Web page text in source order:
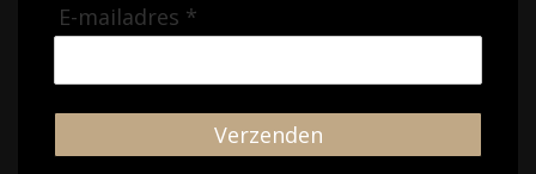
E-mailadres *
Verzenden